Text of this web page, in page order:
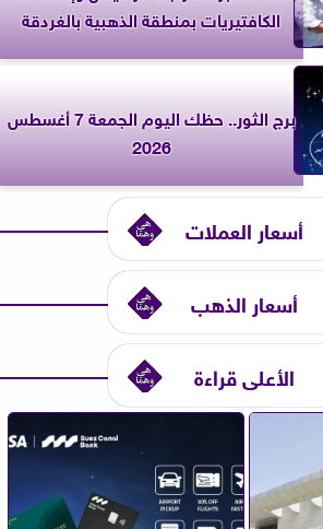
الكافتيريات بمنطقة الذهبية بالغردقة
برج الثور.. حظك اليوم الجمعة 7 أغسطس
2026
أسعار العملات
أسعار الذهب
الأعلى قراءة